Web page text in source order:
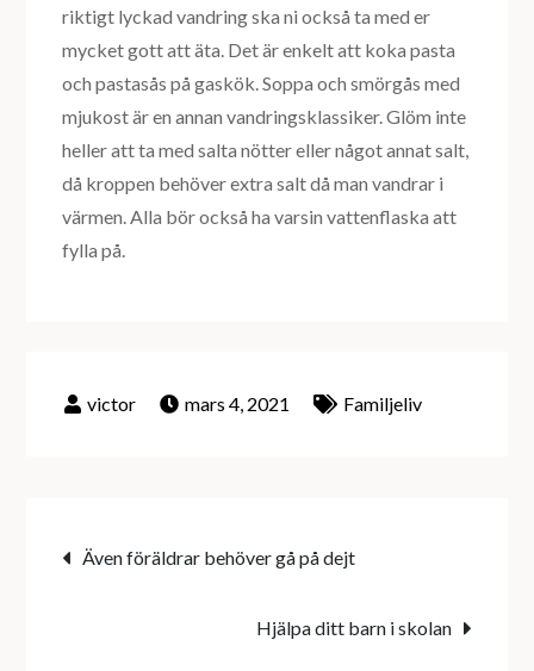
riktigt lyckad vandring ska ni också ta med er
mycket gott att äta. Det är enkelt att koka pasta
och pastasås på gaskök. Soppa och smörgås med
mjukost är en annan vandringsklassiker. Glöm inte
heller att ta med salta nötter eller något annat salt,
då kroppen behöver extra salt då man vandrar i
värmen. Alla bör också ha varsin vattenflaska att
fylla på.
mars 4, 2021 Familjeliv
Inläggsnavigering
Även föräldrar behöver gå på dejt
Hjälpa ditt barn i skolan